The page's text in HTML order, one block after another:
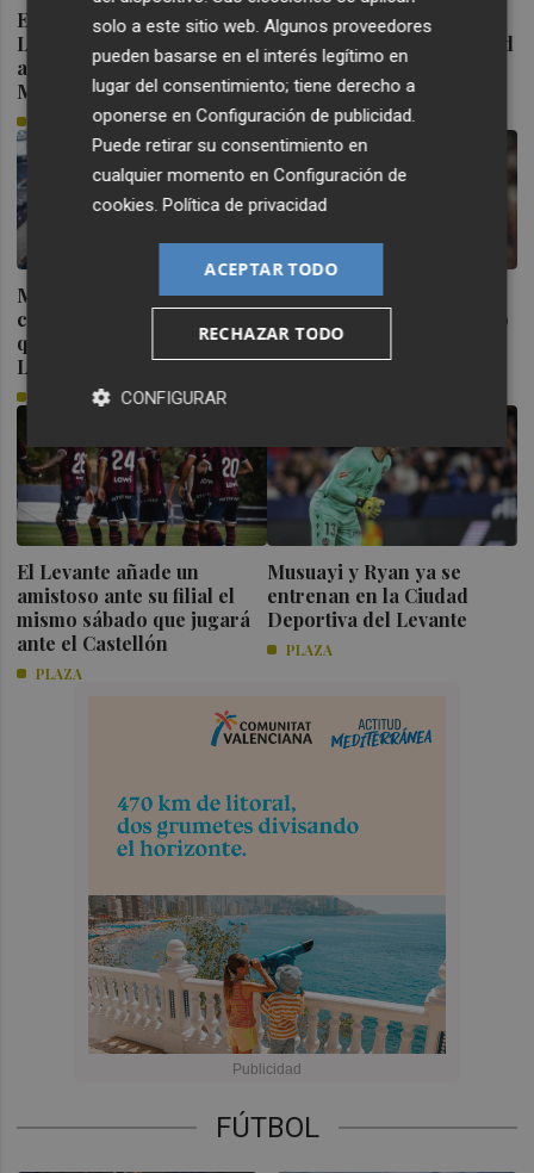
El centrocampista del
Levante Edgar se marcha
al filial del Atlético de
Madrid
El presidente del Levante
desvela que el Real Madrid
se fijó en Espí ya en junio
PLAZA
Musuayi: “Cuando hablé
con Luís Castro dije que
quería que venir al
Levante”
Ryan: “Volver al Levante
era una opción demasiado
buena”
El Levante añade un
amistoso ante su filial el
mismo sábado que jugará
ante el Castellón
PLAZA
Musuayi y Ryan ya se
entrenan en la Ciudad
Deportiva del Levante
PLAZA
FÚTBOL
solo a este sitio web. Algunos proveedores
pueden basarse en el interés legítimo en
lugar del consentimiento; tiene derecho a
oponerse enConfiguración de publicidad
Puede retirar su consentimiento en
cualquier momento enConfiguración de
cookies .Política de privacidad
ACEPTAR TODO
RECHAZAR TODO
CONFIGURAR